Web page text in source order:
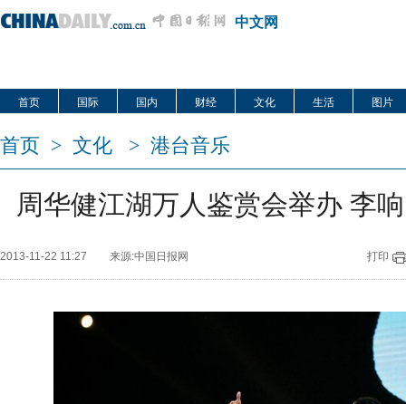
中文网
首页 国际 国内 财经 文化 生活 图片
首页 > 文化 > 港台音乐
周华健江湖万人鉴赏会举办 李
2013-11-22 11:27 来源:中国日报网 打印